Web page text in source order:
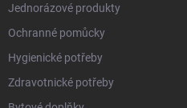
Jednorázové produkty
Ochranné pomůcky
Hygienické potřeby
Zdravotnické potřeby